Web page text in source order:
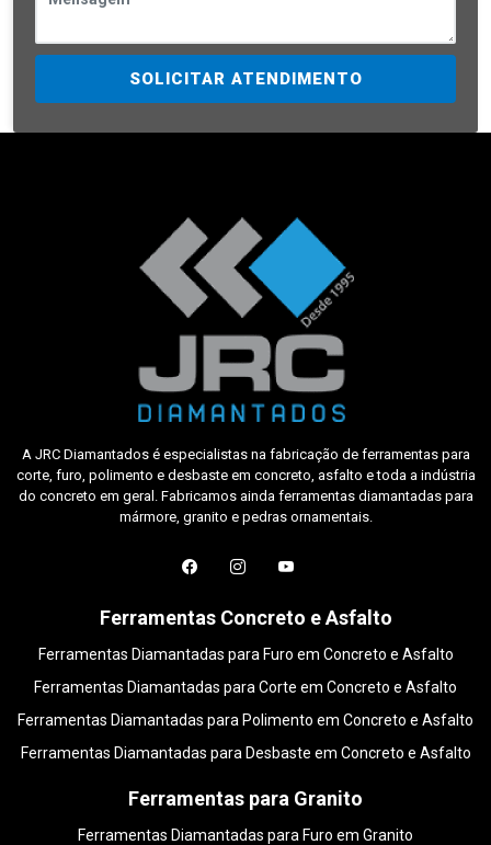
SOLICITAR ATENDIMENTO
A JRC Diamantados é especialistas na fabricação de ferramentas para
corte, furo, polimento e desbaste em concreto, asfalto e toda a indústria
do concreto em geral. Fabricamos ainda ferramentas diamantadas para
mármore, granito e pedras ornamentais.
Ferramentas Concreto e Asfalto
Ferramentas Diamantadas para Furo em Concreto e Asfalto
Ferramentas Diamantadas para Corte em Concreto e Asfalto
Ferramentas Diamantadas para Polimento em Concreto e Asfalto
Ferramentas Diamantadas para Desbaste em Concreto e Asfalto
Ferramentas para Granito
Ferramentas Diamantadas para Furo em Granito